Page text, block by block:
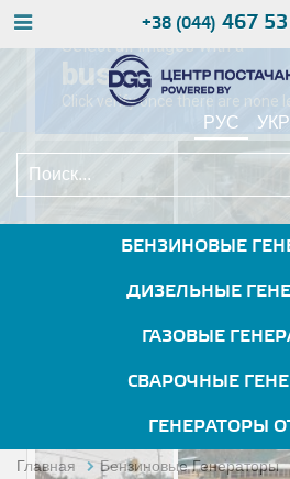
+38 (044) 467
РУС УКР
БЕНЗИНОВЫЕ
ДИЗЕЛЬНЫЕ
ГАЗОВЫЕ
СВАРОЧНЫЕ
ГЕНЕРАТОРЫ
Главная Бензиновые Генераторы